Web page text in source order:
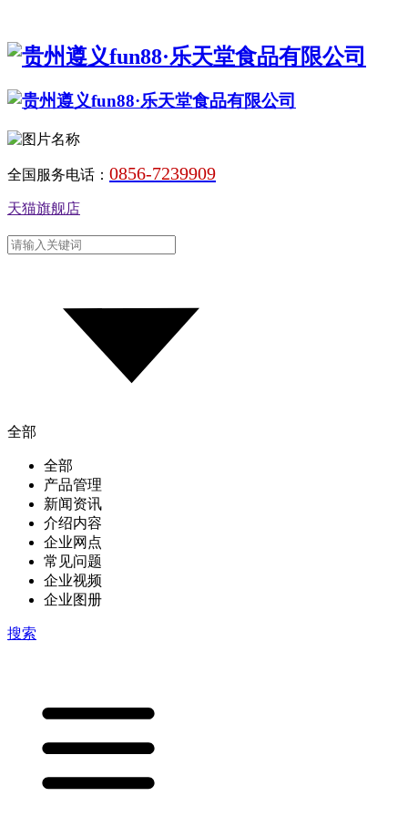
全国服务电话： 0856-7239909
天猫旗舰店
全部
全部
产品管理
新闻资讯
介绍内容
企业网点
常见问题
企业视频
企业图册
搜索